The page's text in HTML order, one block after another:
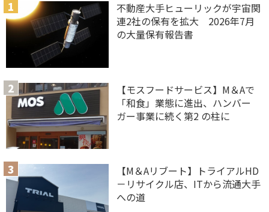
不動産大手ヒューリックが宇宙関
連2社の保有を拡大 2026年7月
の大量保有報告書
【モスフードサービス】M＆Aで
「和食」業態に進出、ハンバー
ガー事業に続く第2 の柱に
【M＆Aリブート】トライアルHD
－リサイクル店、ITから流通大手
への道